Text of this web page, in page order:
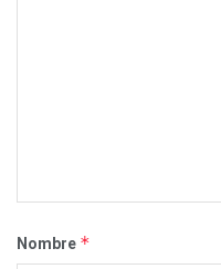
Nombre *